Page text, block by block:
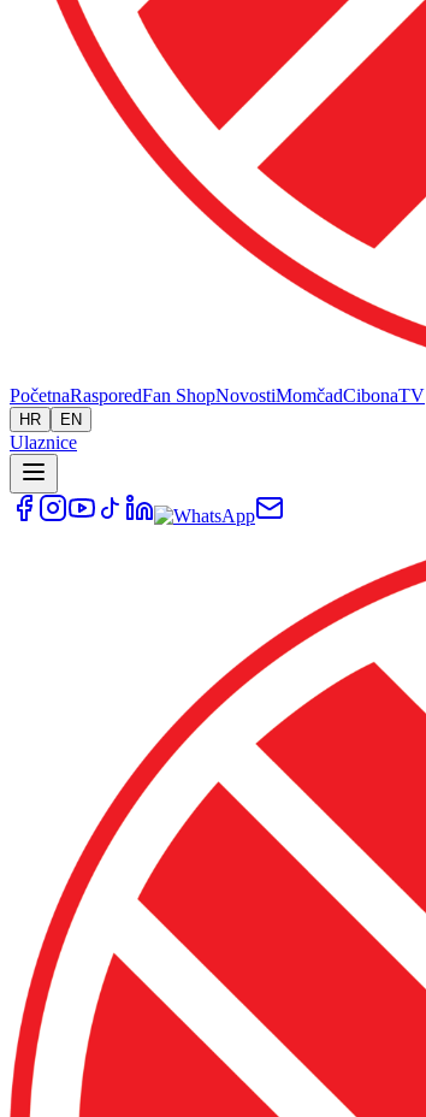
PočetnaRasporedFan ShopNovostiMomčadCibonaTV
HR EN
Ulaznice